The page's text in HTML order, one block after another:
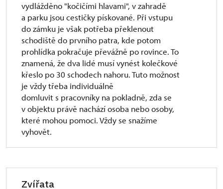
vydlážděno "kočičími hlavami", v zahradě
a parku jsou cestičky pískované. Při vstupu
do zámku je však potřeba překlenout
schodiště do prvního patra, kde potom
prohlídka pokračuje převážně po rovince. To
znamená, že dva lidé musí vynést kolečkové
křeslo po 30 schodech nahoru. Tuto možnost
je vždy třeba individuálně
domluvit s pracovníky na pokladně, zda se
v objektu právě nachází osoba nebo osoby,
které mohou pomoci. Vždy se snažíme
vyhovět.
Zvířata